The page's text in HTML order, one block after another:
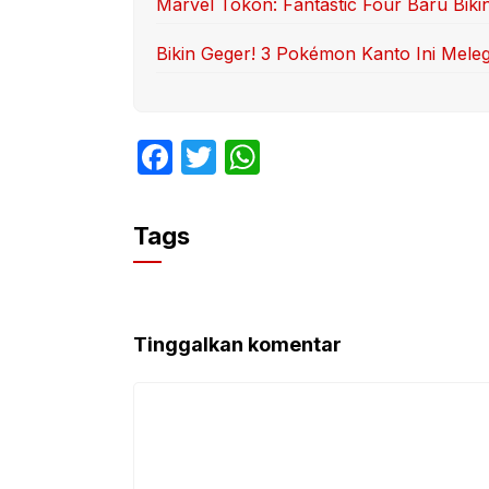
Bikin Geger! 3 Pokémon Kanto Ini
F
c
e
o
o
T
p
p
Tags
Tinggalkan komentar